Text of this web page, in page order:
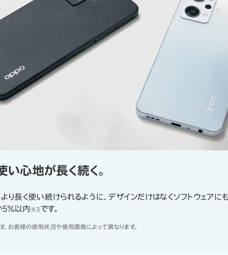
心地が長く続く。
り長く使い続けられるように、デザインだけはなくソフトウェア
5％以内 ※3です。
お客様の使用状況や使用環境によって異なります。